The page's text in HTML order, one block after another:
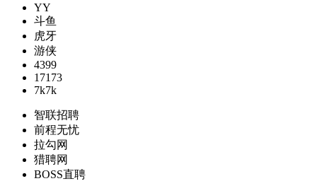
YY
斗鱼
虎牙
游侠
4399
17173
7k7k
智联招聘
前程无忧
拉勾网
猎聘网
BOSS直聘